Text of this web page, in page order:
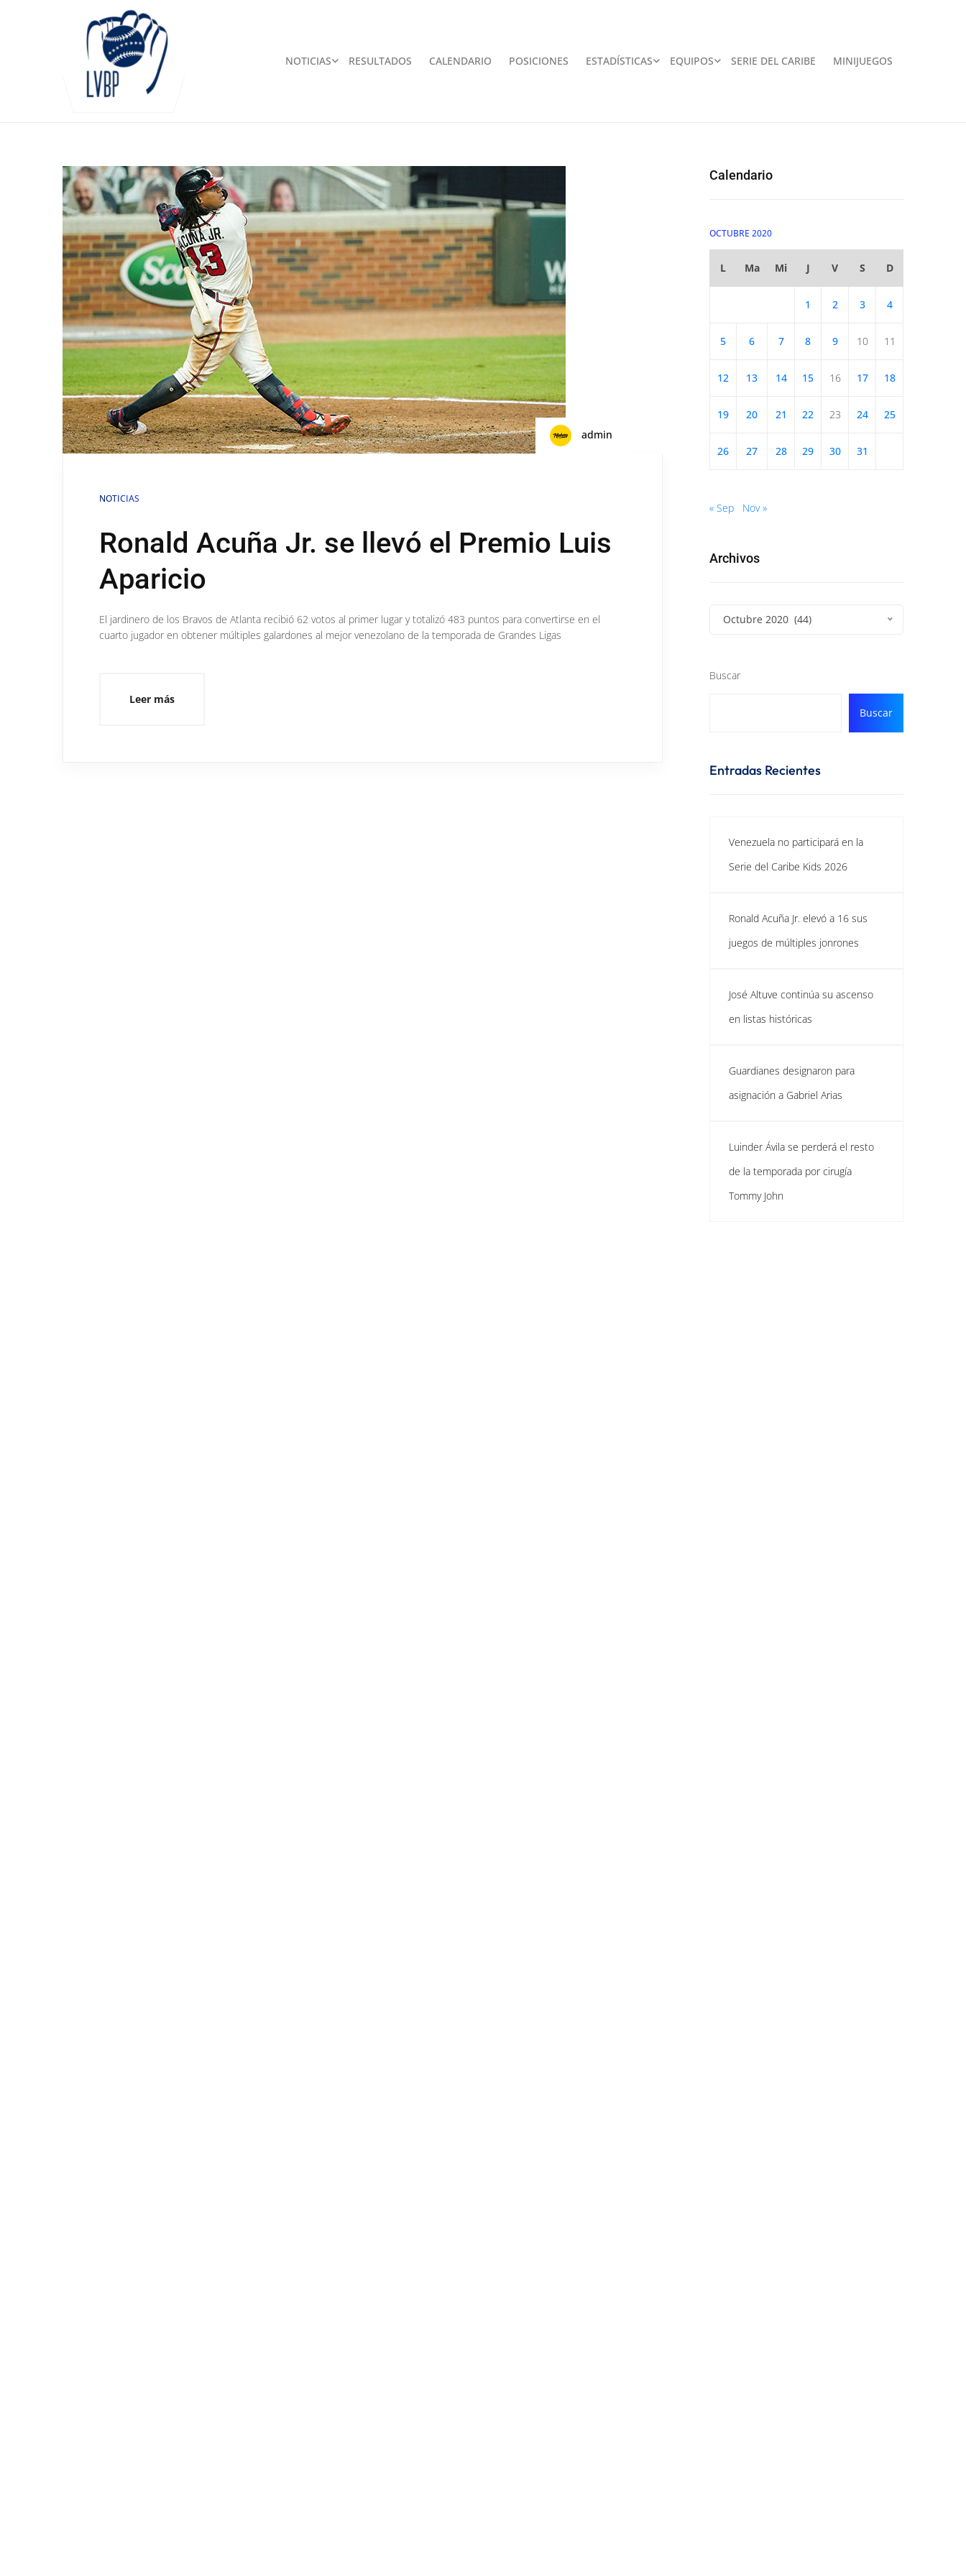
NOTICIAS RESULTADOS CALENDARIO POSICIONES ESTADÍSTICAS EQUIPOS SERIE DEL CARIBE MINIJUEGOS
admin
NOTICIAS
Ronald Acuña Jr. se llevó el Premio Luis
Aparicio
El jardinero de los Bravos de Atlanta recibió 62 votos al primer lugar y totalizó 483 puntos para convertirse en el
cuarto jugador en obtener múltiples galardones al mejor venezolano de la temporada de Grandes Ligas
Leer más
Calendario
OCTUBRE 2020
L Ma Mi J V S D
1 2 3 4
5 6 7 8 9 10 11
12 13 14 15 16 17 18
19 20 21 22 23 24 25
26 27 28 29 30 31
« Sep Nov »
Archivos
Octubre 2020 (44)
Buscar
Buscar
Entradas Recientes
Venezuela no participará en la
Serie del Caribe Kids 2026
Ronald Acuña Jr. elevó a 16 sus
juegos de múltiples jonrones
José Altuve continúa su ascenso
en listas históricas
Guardianes designaron para
asignación a Gabriel Arias
Luinder Ávila se perderá el resto
de la temporada por cirugía
Tommy John